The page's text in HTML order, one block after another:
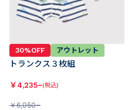
30%OFF アウトレット
トランクス３枚組
￥ 4,235~(税込)
￥6,050~